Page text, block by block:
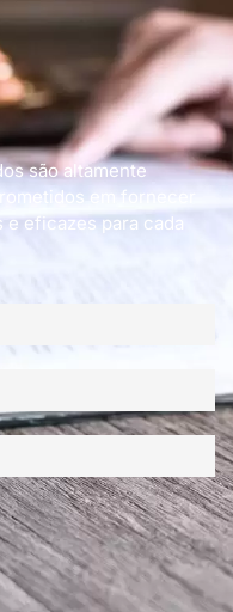
são altamente
em fornecer
eficazes para cada